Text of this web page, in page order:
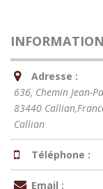
Adresse :
636, Chemin Jean-
83440
Callian
Téléphone :
Email :